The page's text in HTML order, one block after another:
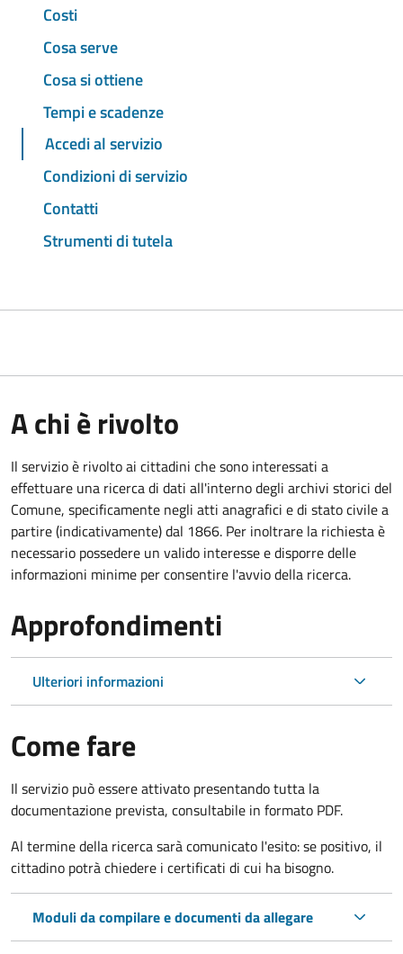
Costi
Cosa serve
Cosa si ottiene
Tempi e scadenze
Accedi al servizio
Condizioni di servizio
Contatti
Strumenti di tutela
A chi è rivolto
Il servizio è rivolto ai cittadini che sono interessati a
effettuare una ricerca di dati all'interno degli archivi storici del
Comune, specificamente negli atti anagrafici e di stato civile a
partire (indicativamente) dal 1866. Per inoltrare la richiesta è
necessario possedere un valido interesse e disporre delle
informazioni minime per consentire l'avvio della ricerca.
Approfondimenti
Ulteriori informazioni
Come fare
Il servizio può essere attivato presentando tutta la
documentazione prevista, consultabile in formato PDF.
Al termine della ricerca sarà comunicato l'esito: se positivo, il
cittadino potrà chiedere i certificati di cui ha bisogno.
Moduli da compilare e documenti da allegare